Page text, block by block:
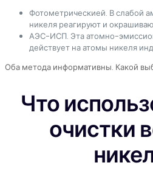
Фотометрическией. В слабой
никеля реагируют и
АЭС-ИСП. Эта атомно-
действует на атомы никеля
Оба метода информативны. Какой
Что
очистки